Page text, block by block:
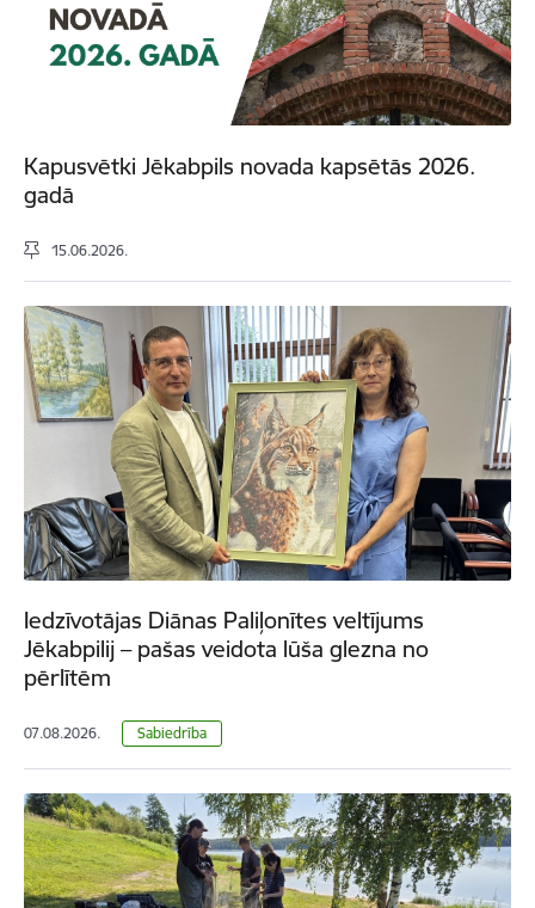
Kapusvētki Jēkabpils novada kapsētās 2026.
gadā
15.06.2026.
Iedzīvotājas Diānas Paliļonītes veltījums
Jēkabpilij – pašas veidota lūša glezna no
pērlītēm
07.08.2026. Sabiedrība